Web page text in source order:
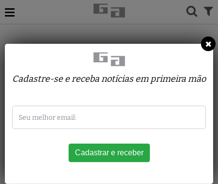
JOSÉ TOLEDO PIZA LOURENÇO JÚNIOR
Quatro bailarinas
Cadastre-se e receba notícias em primeira mão